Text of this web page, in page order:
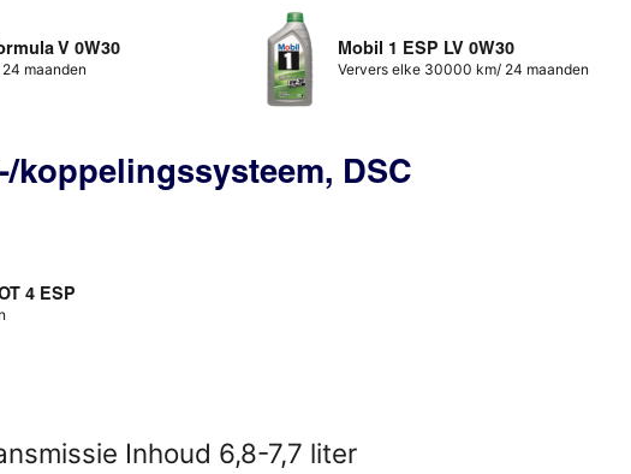
V 0W30
maanden
Mobil 1 ESP LV 0W30
Ververs elke 30000 km/ 24 maanden
koppelingssysteem, DSC
4 ESP
Inhoud 6,8-7,7 liter